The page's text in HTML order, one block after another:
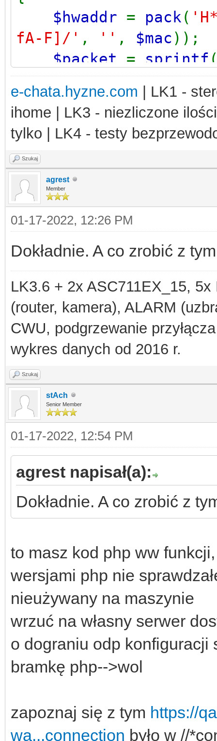
$hwaddr = pack(
fA-F]/' , '' , $mac ));
$packet = sprintf
'%s%s',
str_repeat
str_repeat (
);
$sock=
OL_UDP);
if ($sock!==
$options
SOCKET, SO_BROADCAST
if ($options
($packet),0,
}
}
e-chata.hyzne.com | LK1 -
ihome | LK3 - niezliczone
tylko | LK4 - testy
Szukaj
agrest
Member
01-17-2022, 12:26 PM
Dokładnie. A co zrobić z
LK3.6 + 2x ASC711EX_15,
(router, kamera), ALARM
CWU, podgrzewanie
wykres danych od 2016 r.
Szukaj
stAch
Senior Member
01-17-2022, 12:54 PM
agrest napisał(a):
Dokładnie. A co zrobić z
to masz kod php ww
wersjami php nie
nieużywany na maszynie
wrzuć na własny serwer
o dograniu odp konfiguracji
bramkę php-->wol
zapoznaj się z tym https://
wa...connection było w //